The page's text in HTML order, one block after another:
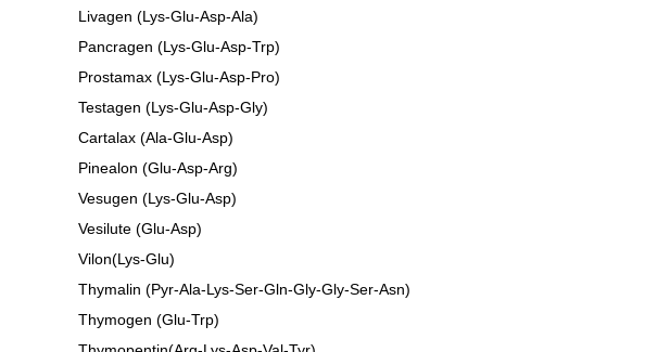
Livagen (Lys-Glu-Asp-Ala)
Pancragen (Lys-Glu-Asp-Trp)
Prostamax (Lys-Glu-Asp-Pro)
Testagen (Lys-Glu-Asp-Gly)
Cartalax (Ala-Glu-Asp)
Pinealon (Glu-Asp-Arg)
Vesugen (Lys-Glu-Asp)
Vesilute (Glu-Asp)
Vilon(Lys-Glu)
Thymalin (Pyr-Ala-Lys-Ser-Gln-Gly-Gly-Ser-Asn)
Thymogen (Glu-Trp)